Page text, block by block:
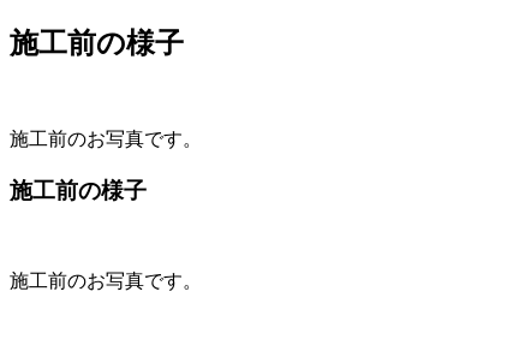
施工前の様子
施工前のお写真です。
施工前の様子
施工前のお写真です。